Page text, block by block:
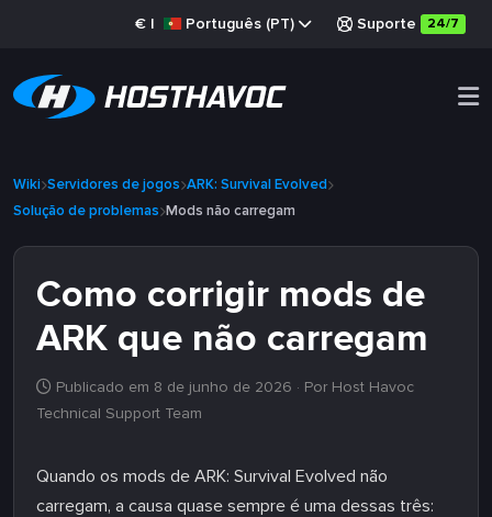
€ | Português (PT) Suporte 24/7
Wiki Servidores de jogos ARK: Survival Evolved
Solução de problemas Mods não carregam
Como corrigir mods de
ARK que não carregam
Publicado em 8 de junho de 2026 · Por Host Havoc
Technical Support Team
Quando os mods de ARK: Survival Evolved não
carregam, a causa quase sempre é uma dessas três: